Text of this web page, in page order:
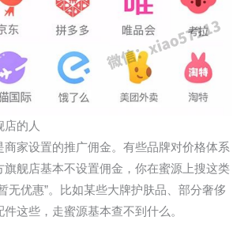
店的人
商家设置的推广佣金。有些品牌对价格体系
旗舰店基本不设置佣金，你在蜜源上搜这类
无优惠”。比如某些大牌护肤品、部分奢侈
这些，走蜜源基本查不到什么。